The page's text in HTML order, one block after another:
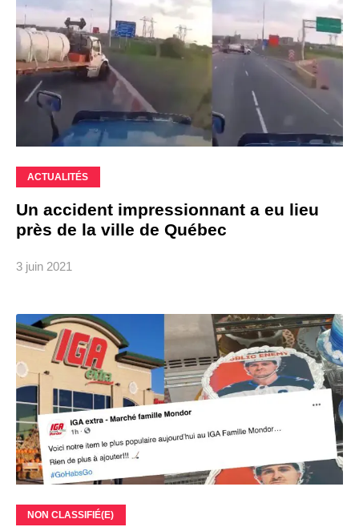
ACTUALITÉS
Un accident impressionnant a eu lieu
près de la ville de Québec
3 juin 2021
NON CLASSIFIÉ(E)